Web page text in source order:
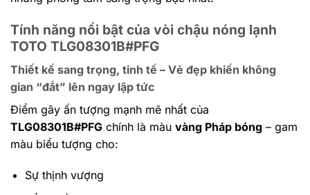
Tính năng nổi bật của vòi chậu nóng lạnh
TOTO TLG08301B#PFG
Thiết kế sang trọng, tinh tế – Vẻ đẹp khiến không
gian “đắt” lên ngay lập tức
Điểm gây ấn tượng mạnh mẽ nhất của
TLG08301B#PFG chính là màu vàng Pháp bóng – gam
màu biểu tượng cho:
Sự thịnh vượng